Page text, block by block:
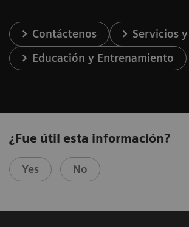
Contáctenos
Servicios
Educación y Entrenamiento
¿Fue útil esta información?
Yes No